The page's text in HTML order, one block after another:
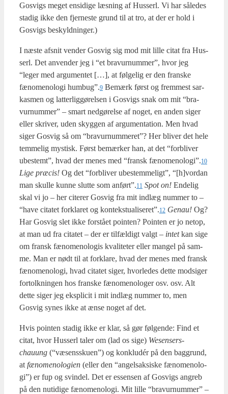
Gosvigs meget ensi­di­ge læs­ning af Hus­serl. Vi har såle­des
sta­dig ikke den fjer­ne­ste grund til at tro, at der er hold i
Gosvigs beskyld­nin­ger.)
I næste afsnit ven­der Gosvig sig mod mit lil­le citat fra Hus­
serl. Det anven­der jeg i “et bra­vur­num­mer”, hvor jeg
“leger med argu­men­tet […], at føl­ge­lig er den fran­ske
fæno­meno­lo­gi humbug”.9 Bemærk først og frem­mest sar­
kas­men og lat­ter­lig­gø­rel­sen i Gosvigs snak om mit “bra­
vur­num­mer” – smart ned­gø­rel­se af noget, en anden siger
eller skri­ver, uden skyg­gen af argu­men­ta­tion. Men hvad
siger Gosvig så om “bra­vur­num­me­ret”? Her bli­ver det hele
tem­me­lig mystisk. Først bemær­ker han, at det “for­bli­ver
ube­stemt”, hvad der menes med “fransk fænomenologi”.10
Lige præ­cis! Og det “for­bli­ver ube­stem­me­ligt”, “[h]vordan
man skul­le kun­ne slut­te som anført”.11 Spot on! Ende­lig
skal vi jo – her cite­rer Gosvig fra mit ind­læg num­mer to –
“have cita­tet for­kla­ret og kontekstualiseret”.12 Genau! Og?
Har Gosvig slet ikke for­stå­et poin­ten? Poin­ten er jo net­op,
at man ud fra cita­tet – der er til­fæl­digt valgt – intetkan sige
om fransk fæno­meno­lo­gis kva­li­te­ter eller man­gel på sam­
me. Man er nødt til at for­kla­re, hvad der menes med fransk
fæno­meno­lo­gi, hvad cita­tet siger, hvor­le­des det­te mod­si­ger
for­tolk­nin­gen hos fran­ske fæno­meno­lo­ger osv. osv. Alt
det­te siger jeg eks­pli­cit i mit ind­læg num­mer to, men
Gosvig synes ikke at ænse noget af det.
Hvis poin­ten sta­dig ikke er klar, så gør føl­gen­de: Find et
citat, hvor Hus­serl taler om (lad os sige) Wesen­ser­s­
chauung (“væsens­sku­en”) og kon­kludér på den bag­grund,
at fæno­meno­lo­gi­en (eller den “angel­sak­si­ske fæno­meno­lo­
gi”) er fup og svin­del. Det er essen­sen af Gosvigs angreb
på den nuti­di­ge fæno­meno­lo­gi. Mit lil­le “bra­vur­num­mer” –